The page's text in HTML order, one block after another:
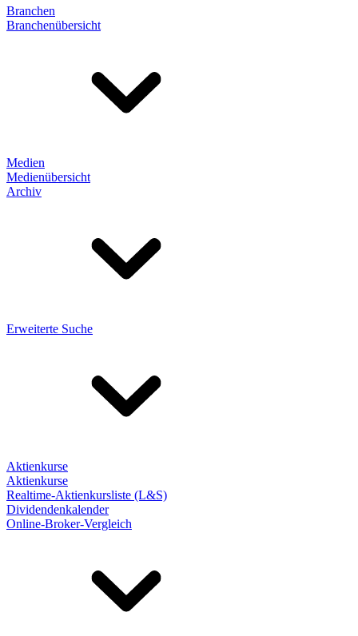
Branchen
Branchenübersicht
Medien
Medienübersicht
Archiv
Erweiterte Suche
Aktienkurse
Aktienkurse
Realtime-Aktienkursliste (L&S)
Dividendenkalender
Online-Broker-Vergleich